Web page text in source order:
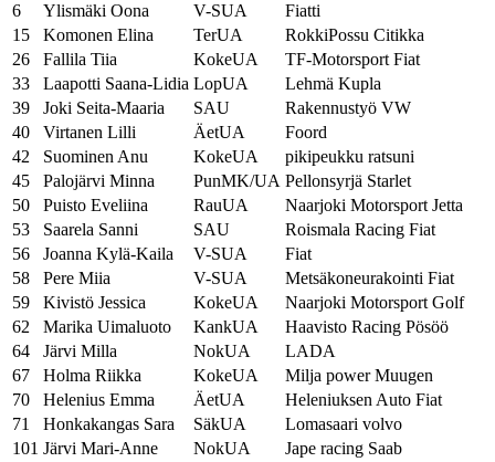
6
Ylismäki Oona V-SUA
Fiatti
15
Komonen Elina TerUA
RokkiPossu Citikka
26
Fallila Tiia KokeUA
TF-Motorsport Fiat
33
Laapotti Saana-Lidia LopUA
Lehmä Kupla
39
Joki Seita-Maaria SAU
Rakennustyö VW
40
Virtanen Lilli ÄetUA
Foord
42
Suominen Anu KokeUA
pikipeukku ratsuni
45
Palojärvi Minna PunMK/UA Pellonsyrjä Starlet
50
Puisto Eveliina RauUA
Naarjoki Motorsport Jetta
53
Saarela Sanni SAU
Roismala Racing Fiat
56
Joanna Kylä-Kaila V-SUA
Fiat
58
Pere Miia V-SUA
Metsäkoneurakointi Fiat
59
Kivistö Jessica KokeUA
Naarjoki Motorsport Golf
62
Marika Uimaluoto KankUA
Haavisto Racing Pösöö
64
Järvi Milla NokUA
LADA
67
Holma Riikka KokeUA
Milja power Muugen
70
Helenius Emma ÄetUA
Heleniuksen Auto Fiat
71
Honkakangas Sara SäkUA
Lomasaari volvo
101 Järvi Mari-Anne NokUA
Jape racing Saab